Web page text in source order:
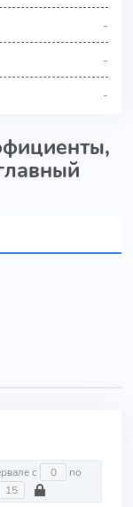
-
-
-
На интервале с по